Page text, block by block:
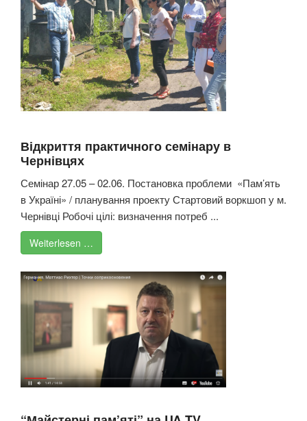
Відкриття практичного семінару в
Чернівцях
Семінар 27.05 – 02.06. Постановка проблеми «Пам’ять
в Україні» / планування проекту Стартовий воркшоп у м.
Чернівці Робочі цілі: визначення потреб ...
Weiterlesen …